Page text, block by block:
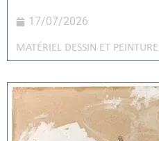
17/07/2026
MATÉRIEL DESSIN ET PEINTURE